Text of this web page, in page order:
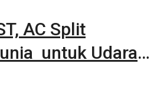
AC Split
untuk Udara